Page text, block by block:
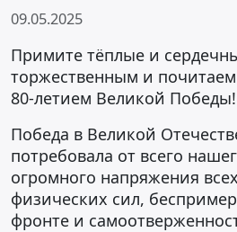
09.05.2025
Примите тёплые и
торжественным и
80-летием Великой Победы!
Победа в Великой
потребовала от всего
огромного напряжения
физических сил,
фронте и